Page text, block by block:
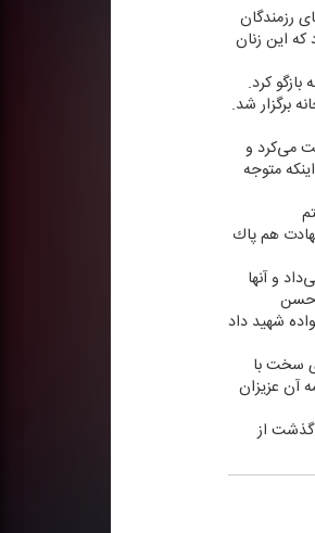
رزمندگان
كه این زنان
كرد.
برگزار شد.
می‌كرد و
متوجه
هم پاك
و آنها
حسن
شهید داد
سخت با
آن عزیزان
گذشت از